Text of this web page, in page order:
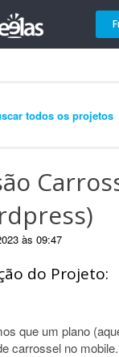
todos os projetos
às 09:47
do Projeto:
que um plano
carrossel no mobile.